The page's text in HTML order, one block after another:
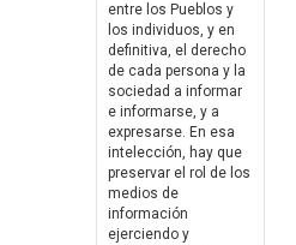
entre los Pueblos y
los individuos, y en
definitiva, el derecho
de cada persona y la
sociedad a informar
e informarse, y a
expresarse. En esa
intelección, hay que
preservar el rol de los
medios de
información
ejerciendo y